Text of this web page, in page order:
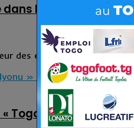
dans le cœur des
des enfants du Golfe 5
Togo-Nyonu » par la